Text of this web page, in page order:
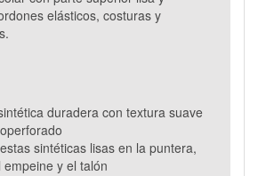
elásticos, costuras y
duradera con textura suave
sintéticas lisas en la puntera,
y el talón